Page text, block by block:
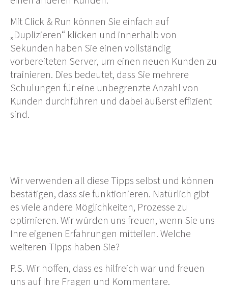
Mit Click & Run können Sie einfach auf
„Duplizieren“ klicken und innerhalb von
Sekunden haben Sie einen vollständig
vorbereiteten Server, um einen neuen Kunden zu
trainieren. Dies bedeutet, dass Sie mehrere
Schulungen für eine unbegrenzte Anzahl von
Kunden durchführen und dabei äußerst effizient
sind.
Wir verwenden all diese Tipps selbst und können
bestätigen, dass sie funktionieren. Natürlich gibt
es viele andere Möglichkeiten, Prozesse zu
optimieren. Wir würden uns freuen, wenn Sie uns
Ihre eigenen Erfahrungen mitteilen. Welche
weiteren Tipps haben Sie?
P.S. Wir hoffen, dass es hilfreich war und freuen
uns auf Ihre Fragen und Kommentare.